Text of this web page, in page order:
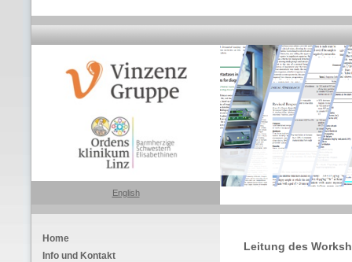
English
Home
Info und Kontakt
Leitung des